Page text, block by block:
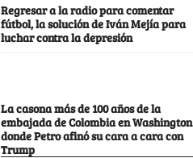
Regresar a la radio para comentar
fútbol, la solución de Iván Mejía para
luchar contra la depresión
La casona más de 100 años de la
embajada de Colombia en Washington
donde Petro afinó su cara a cara con
Trump